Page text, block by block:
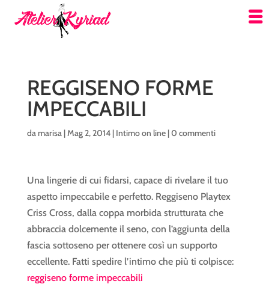
REGGISENO FORME
IMPECCABILI
damarisa|Mag 2, 2014| Intimo on line|0 commenti
Una lingerie di cui fidarsi, capace di rivelare il tuo
aspetto impeccabile e perfetto. Reggiseno Playtex
Criss Cross, dalla coppa morbida strutturata che
abbraccia dolcemente il seno, con l’aggiunta della
fascia sottoseno per ottenere così un supporto
eccellente. Fatti spedire l’intimo che più ti colpisce:
reggiseno forme impeccabili